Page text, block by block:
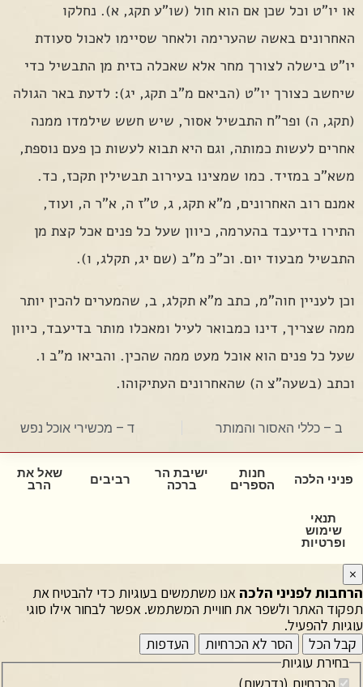
או יו"ט וכל שכן אם הוא חול (שו"ע תקג, א). נחלקו
האחרונים באשה שהערימה ולאחר שסיימו לאכול סעודת
יו"ט בישלה לצורך מחר אלא שאכלה כזית מן התבשיל כדי
שיחשב כצורך יו"ט (הביאם מ"ב תקג, יג): לדעת באר הגולה
(תקג, ה) ופר"ח התבשיל אסור, שיש חשש שילמדו ממנה
אחרים לעשות כמותה, וגם היא תבוא לעשות כן פעם נוספת,
משא"כ במזיד. כמו שמצינו בעירוב תבשילין תקכז, כד.
אמנם רוב האחרונים, מ"א תקג, ג, ט"ז ה, א"ר ה, ועוד,
התירו בדיעבד בהערמה, כיוון שעל כל פנים אכל קצת מן
התבשיל מבעוד יום. וכ"כ מ"ב (שם יג, תקלג, ו).
וכן לעניין חוה"מ, כתב מ"א תקלג, ב, שהמערים להכין יותר
ממה שצריך, דינו כמבואר לעיל ומאכלו מותר בדיעבד, כיוון
שעל כל פנים הוא אוכל מעט ממה שהכין. והביאו מ"ב ו.
וכתב (בשעה"צ ה) שהאחרונים העתיקוהו.
ב – כללי האסור והמותר ד – מכשירי אוכל נפש
פניני הלכה
חנות
הספרים
ישיבת הר
ברכה
רביבים
שאל את
הרב
תנאי
שימוש
ופרטיות
×
הרחבות לפניני הלכה אנו משתמשים בעוגיות כדי להבטיח את
תפקוד האתר ולשפר את חוויית המשתמש. אפשר לבחור אילו סוגי
עוגיות להפעיל.
קבל הכל
הסר לא הכרחיות
העדפות
בחירת עוגיות